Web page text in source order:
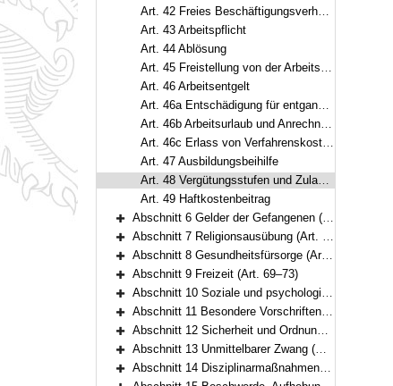
Art. 42 Freies Beschäftigungsverhältnis, Selbstbeschäftigung
Art. 43 Arbeitspflicht
Art. 44 Ablösung
Art. 45 Freistellung von der Arbeitspflicht
Art. 46 Arbeitsentgelt
Art. 46a Entschädigung für entgangenes Arbeitsentgelt
Art. 46b Arbeitsurlaub und Anrechnung der Freistellung auf den Entlassungszeitpunkt
Art. 46c Erlass von Verfahrenskosten
Art. 47 Ausbildungsbeihilfe
Art. 48 Vergütungsstufen und Zulagen
Art. 49 Haftkostenbeitrag
Bereich erweitern
Abschnitt 6 Gelder der Gefangenen (Art. 50–54)
Bereich erweitern
Abschnitt 7 Religionsausübung (Art. 55–57)
Bereich erweitern
Abschnitt 8 Gesundheitsfürsorge (Art. 58–68)
Bereich erweitern
Abschnitt 9 Freizeit (Art. 69–73)
Bereich erweitern
Abschnitt 10 Soziale und psychologische Hilfe (Art. 74–81)
Bereich erweitern
Abschnitt 11 Besondere Vorschriften für den Frauenstrafvollzug (Art. 82–86)
Bereich erweitern
Abschnitt 12 Sicherheit und Ordnung (Art. 87–100)
Bereich erweitern
Abschnitt 13 Unmittelbarer Zwang (Art. 101–108)
Bereich erweitern
Abschnitt 14 Disziplinarmaßnahmen (Art. 109–114)